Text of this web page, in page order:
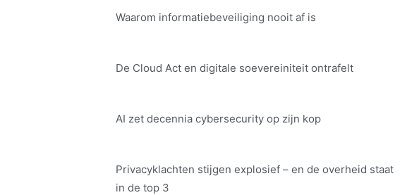
Waarom informatiebeveiliging nooit af is
De Cloud Act en digitale soe­ve­rei­ni­teit ontrafelt
AI zet decennia cybersecurity op zijn kop
Privacyklachten stijgen explosief – en de overheid staat
in de top 3